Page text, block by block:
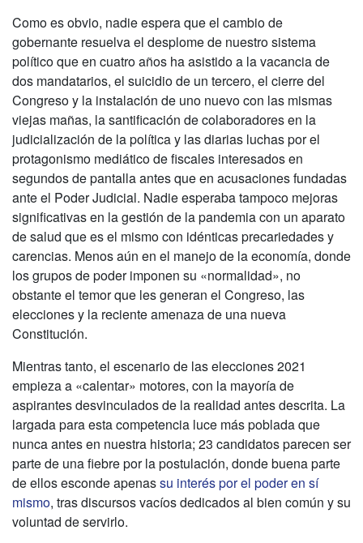
Como es obvio, nadie espera que el cambio de
gobernante resuelva el desplome de nuestro sistema
político que en cuatro años ha asistido a la vacancia de
dos mandatarios, el suicidio de un tercero, el cierre del
Congreso y la instalación de uno nuevo con las mismas
viejas mañas, la santificación de colaboradores en la
judicialización de la política y las diarias luchas por el
protagonismo mediático de fiscales interesados en
segundos de pantalla antes que en acusaciones fundadas
ante el Poder Judicial. Nadie esperaba tampoco mejoras
significativas en la gestión de la pandemia con un aparato
de salud que es el mismo con idénticas precariedades y
carencias. Menos aún en el manejo de la economía, donde
los grupos de poder imponen su «normalidad», no
obstante el temor que les generan el Congreso, las
elecciones y la reciente amenaza de una nueva
Constitución.
Mientras tanto, el escenario de las elecciones 2021
empieza a «calentar» motores, con la mayoría de
aspirantes desvinculados de la realidad antes descrita. La
largada para esta competencia luce más poblada que
nunca antes en nuestra historia; 23 candidatos parecen ser
parte de una fiebre por la postulación, donde buena parte
de ellos esconde apenassu interés por el poder en sí
mismo, tras discursos vacíos dedicados al bien común y su
voluntad de servirlo.